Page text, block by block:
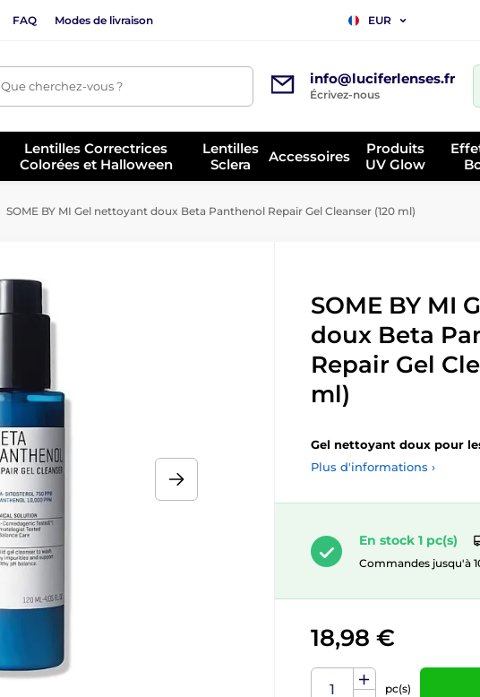
FAQ Modes de livraison EUR
Que cherchez-vous ? info@luciferlenses.fr
Écrivez-nous
Lentilles Correctrices
Colorées et Halloween
Lentilles
Sclera
Accessoires
Produits
UV Glow
SOME BY MI Gel nettoyant doux Beta Panthenol Repair Gel Cleanser (120 ml)
SOME BY MI
doux Beta
Repair Gel
ml)
Gel nettoyant doux pour
Plus d'informations ›
En stock 1 pc(s)
Commandes jusqu'à
18,98 €
pc(s)